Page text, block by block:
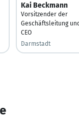
Kai Beckmann
Vorsitzender der
Geschäftsleitung
CEO
Darmstadt